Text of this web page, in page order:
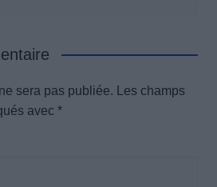
sera pas publiée.
Les champs
avec *